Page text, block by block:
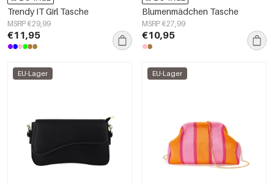
Trendy IT Girl Tasche
MSRP €29,99
€11,95
Blumenmädchen Tasche
MSRP €27,99
€10,95
EU-Lager EU-Lager